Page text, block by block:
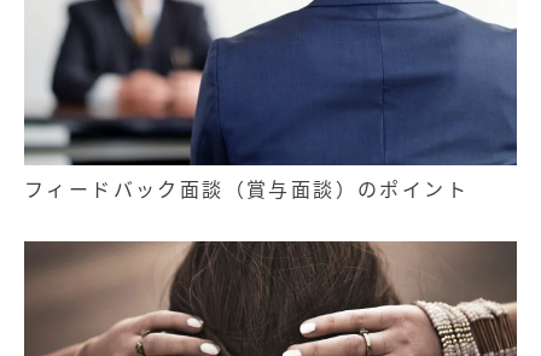
フィードバック面談（賞与面談）のポイント